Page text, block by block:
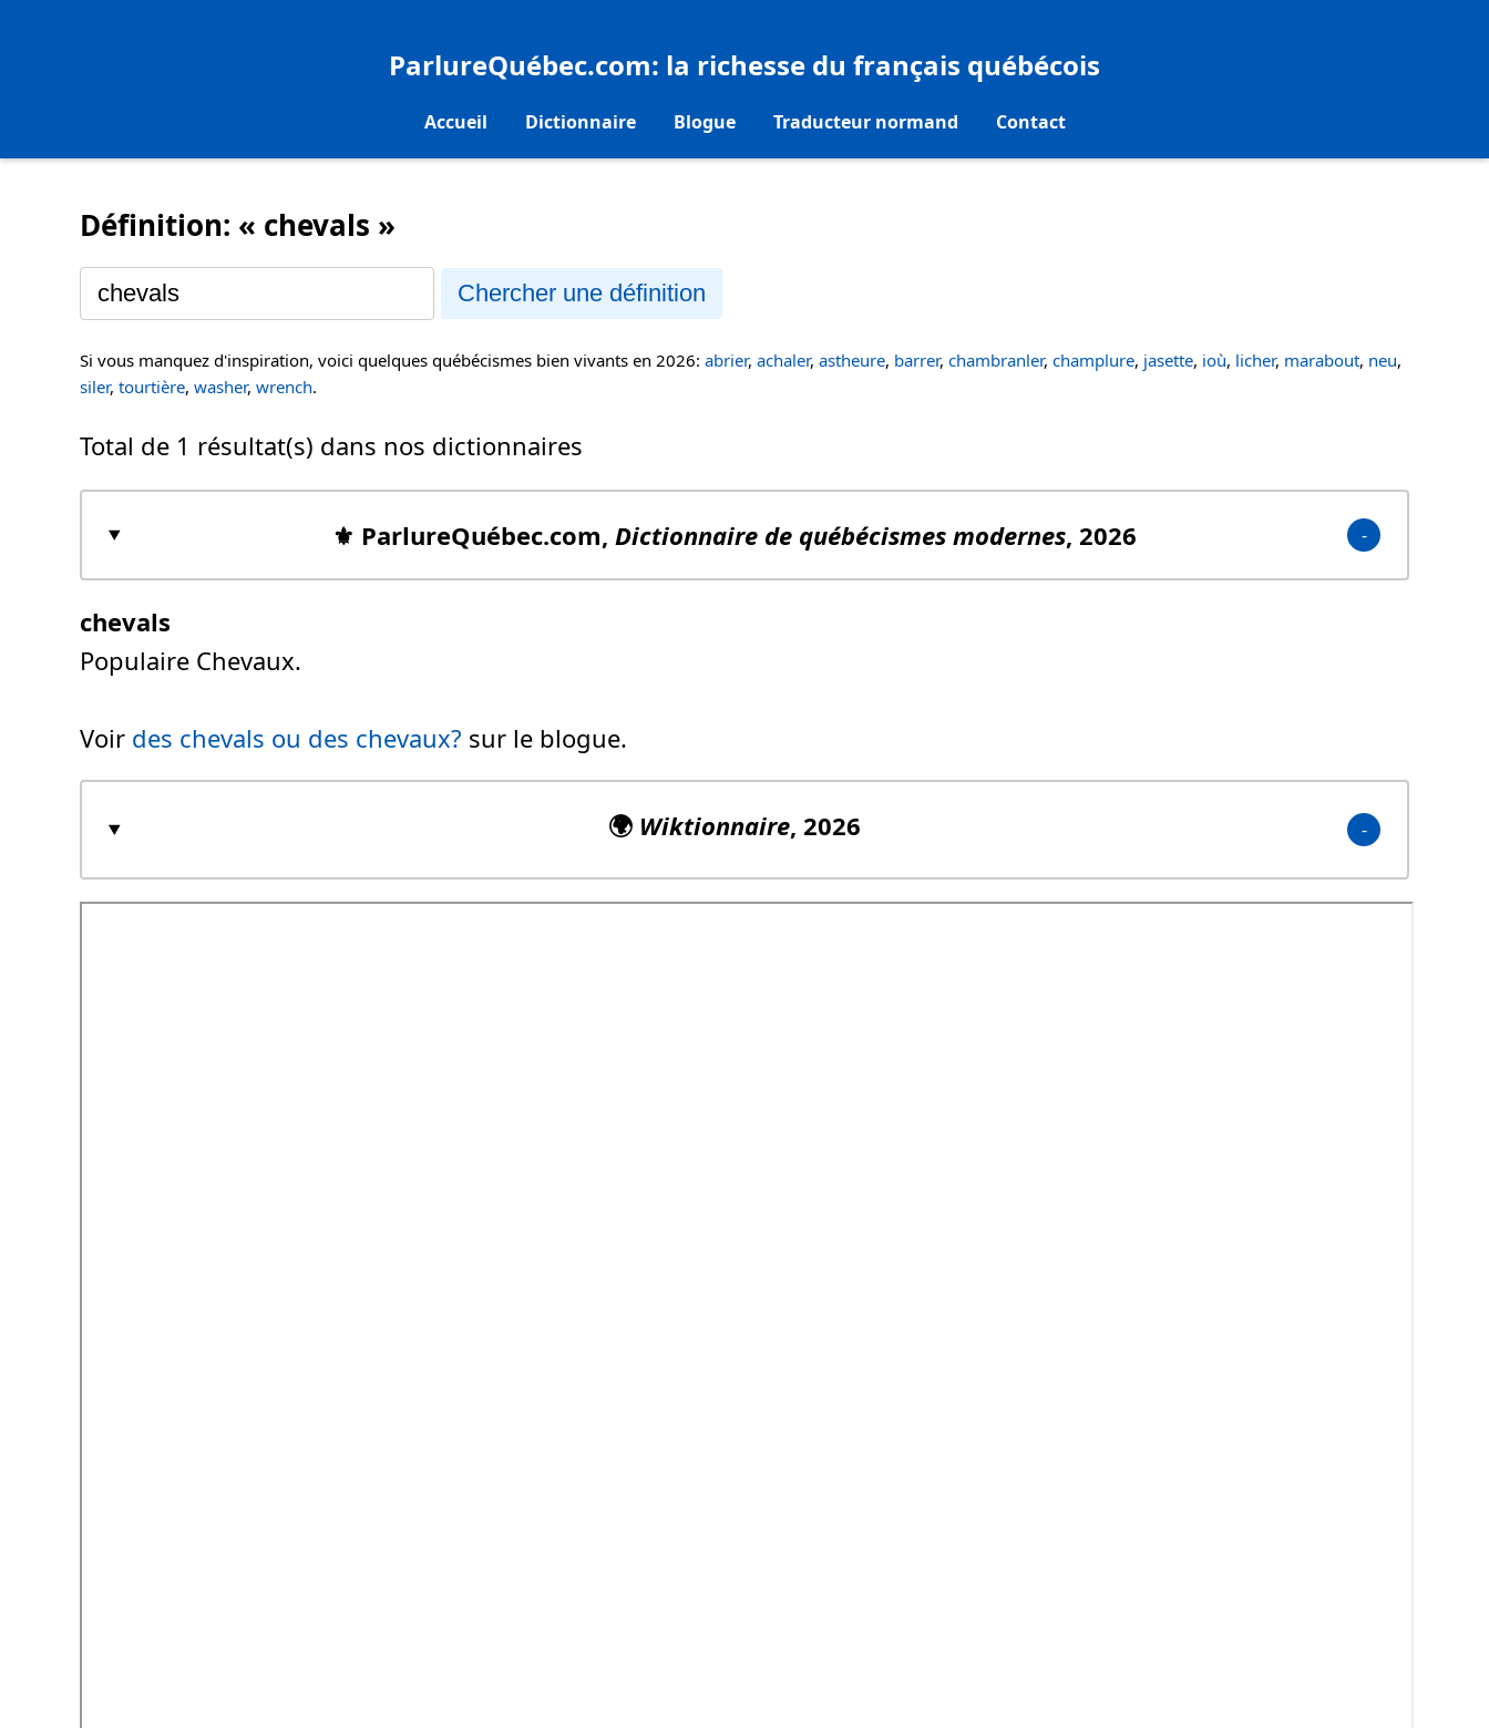
ParlureQuébec.com: la richesse du français québécois
Accueil Dictionnaire Blogue Traducteur normand Contact
Définition: « chevals »
Chercher une définition
Si vous manquez d'inspiration, voici quelques québécismes bien vivants en 2026: abrier, achaler, astheure, barrer, chambranler, champlure, jasette, ioù, licher, marabout, neu,
siler, tourtière, washer, wrench.
Total de 1 résultat(s) dans nos dictionnaires
⚜️ ParlureQuébec.com, Dictionnaire de québécismes modernes, 2026
chevals
Populaire Chevaux.
Voir des chevals ou des chevaux? sur le blogue.
🌍 Wiktionnaire, 2026